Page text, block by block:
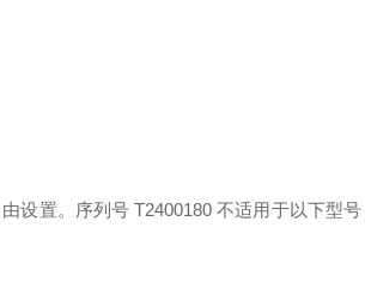
设置。 序列号 T2400180 不适用于以下型号